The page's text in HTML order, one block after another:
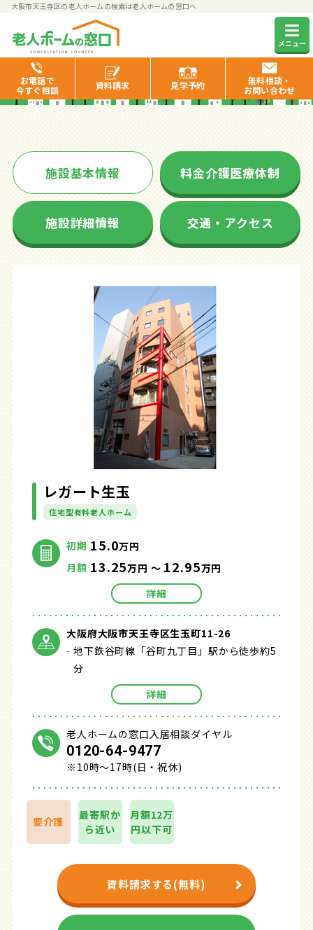
大阪市天王寺区の老人ホームの検索は老人ホームの窓口へ
メニュー
お電話で
今すぐ相談
資料請求 見学予約
無料相談・
お問い合わせ
レガート生玉
施設基本情報 料金介護医療体制
施設詳細情報 交通・アクセス
レガート生玉
住宅型有料老人ホーム
初期 15.0万円
月額 13.25万円 ～ 12.95万円
詳細
大阪府大阪市天王寺区生玉町11-26
地下鉄谷町線「谷町九丁目」駅から徒歩約5
分
詳細
老人ホームの窓口入居相談ダイヤル
0120-64-9477
※10時～17時(日・祝休)
要介護
最寄駅か
ら近い
月額12万
円以下可
資料請求する(無料)